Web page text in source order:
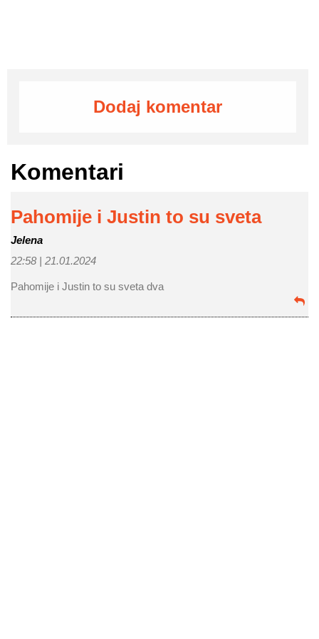
Dodaj komentar
Komentari
Pahomije i Justin to su sveta
Jelena
22:58 | 21.01.2024
Pahomije i Justin to su sveta dva